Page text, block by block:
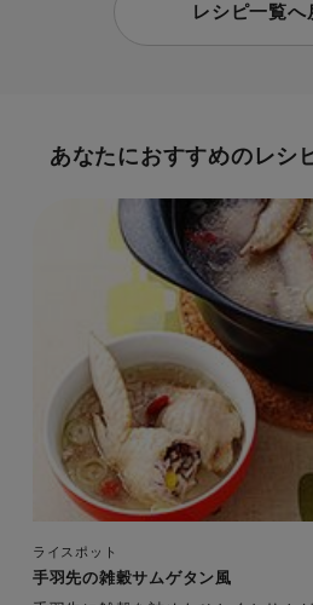
レシピ一覧へ
あなたにおすすめのレシ
ライスポット
手羽先の雑穀サムゲタン風